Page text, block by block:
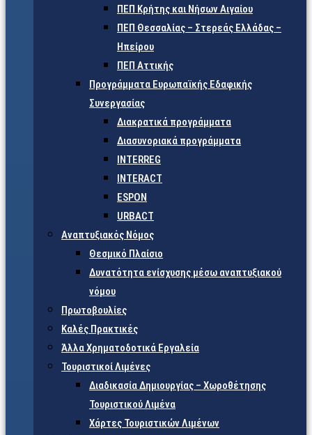
ΠΕΠ Κρήτης και Νήσων Αιγαίου
ΠΕΠ Θεσσαλίας – Στερεάς Ελλάδας –
Ηπείρου
ΠΕΠ Αττικής
Προγράμματα Ευρωπαϊκής Εδαφικής
Συνεργασίας
Διακρατικά προγράμματα
Διασυνοριακά προγράμματα
INTERREG
INTERACT
ESPON
URBACT
Αναπτυξιακός Νόμος
Θεσμικό Πλαίσιο
Δυνατότητα ενίσχυσης μέσω αναπτυξιακού
νόμου
Πρωτοβουλίες
Καλές Πρακτικές
Άλλα Χρηματοδοτικά Εργαλεία
Τουριστικοί Λιμένες
Διαδικασία Δημιουργίας – Χωροθέτησης
Τουριστικού Λιμένα
Χάρτες Τουριστικών Λιμένων